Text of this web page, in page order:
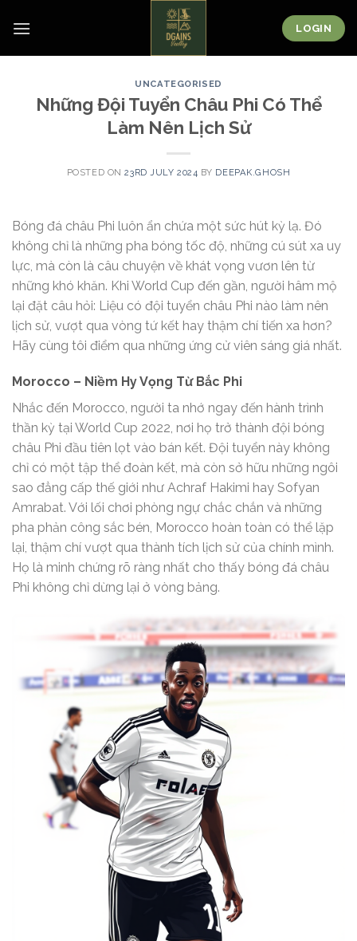
LOGIN
UNCATEGORISED
Những Đội Tuyển Châu Phi Có Thể
Làm Nên Lịch Sử
POSTED ON23RD JULY 2024 BY DEEPAK.GHOSH
Bóng đá châu Phi luôn ẩn chứa một sức hút kỳ lạ. Đó
không chỉ là những pha bóng tốc độ, những cú sút xa uy
lực, mà còn là câu chuyện về khát vọng vươn lên từ
những khó khăn. Khi World Cup đến gần, người hâm mộ
lại đặt câu hỏi: Liệu có đội tuyển châu Phi nào làm nên
lịch sử, vượt qua vòng tứ kết hay thậm chí tiến xa hơn?
Hãy cùng tôi điểm qua những ứng cử viên sáng giá nhất.
Morocco – Niềm Hy Vọng Từ Bắc Phi
Nhắc đến Morocco, người ta nhớ ngay đến hành trình
thần kỳ tại World Cup 2022, nơi họ trở thành đội bóng
châu Phi đầu tiên lọt vào bán kết. Đội tuyển này không
chỉ có một tập thể đoàn kết, mà còn sở hữu những ngôi
sao đẳng cấp thế giới như Achraf Hakimi hay Sofyan
Amrabat. Với lối chơi phòng ngự chắc chắn và những
pha phản công sắc bén, Morocco hoàn toàn có thể lặp
lại, thậm chí vượt qua thành tích lịch sử của chính mình.
Họ là minh chứng rõ ràng nhất cho thấy bóng đá châu
Phi không chỉ dừng lại ở vòng bảng.